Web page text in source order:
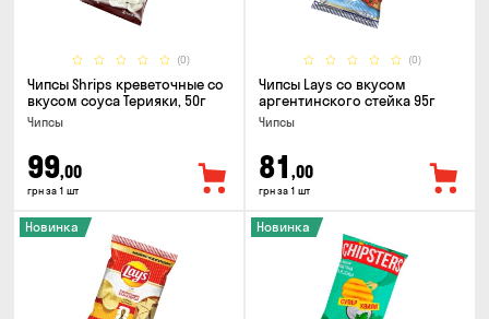
(0)
Чипсы Shrips креветочные со
вкусом соуса Терияки, 50г
Чипсы
99,00
грн за 1 шт
(0)
Чипсы Lays со вкусом
аргентинского стейка 95г
Чипсы
81 ,00
грн за 1 шт
Новинка Новинка